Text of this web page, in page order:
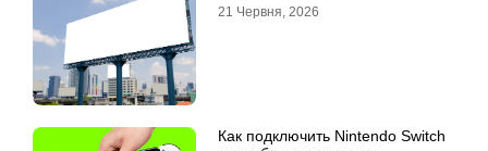
21 Червня, 2026
Как подключить Nintendo Switch